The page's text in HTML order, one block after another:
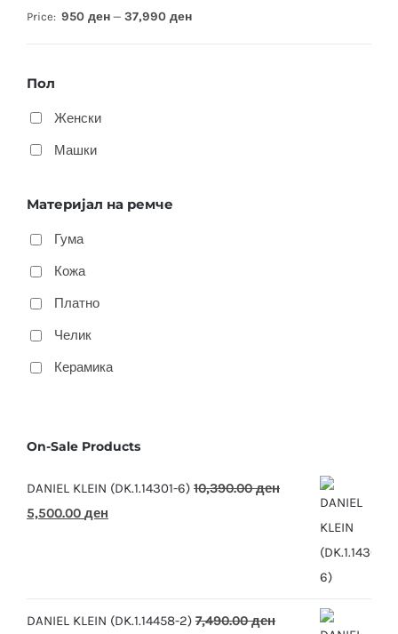
Price: 950 ден — 37,990 ден
Пол
Женски
Машки
Материјал на ремче
Гума
Кожа
Платно
Челик
Керамика
On-Sale Products
DANIEL KLEIN (DK.1.14301-6) 10,390.00ден
Original
5,500.00 ден
DANIEL KLEIN (DK.1.14458-2) 7,490.00ден